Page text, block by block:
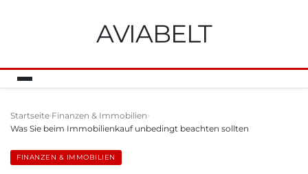
AVIABELT
Startseite Finanzen & Immobilien
Was Sie beim Immobilienkauf unbedingt beachten sollten
FINANZEN & IMMOBILIEN